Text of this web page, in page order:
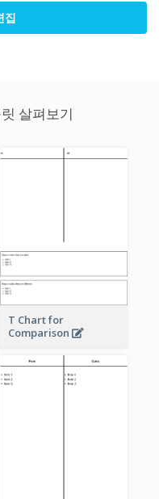
집
살펴보기
T Chart for
Comparison